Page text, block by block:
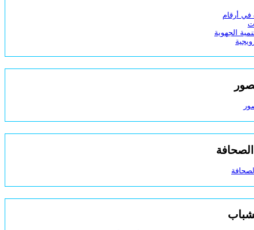
في أرقام
الجهوية